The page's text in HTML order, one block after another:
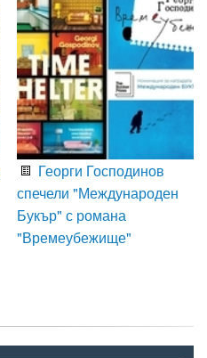
Георги Господинов
спечели "Международен
Букър" с романа
"Времеубежище"